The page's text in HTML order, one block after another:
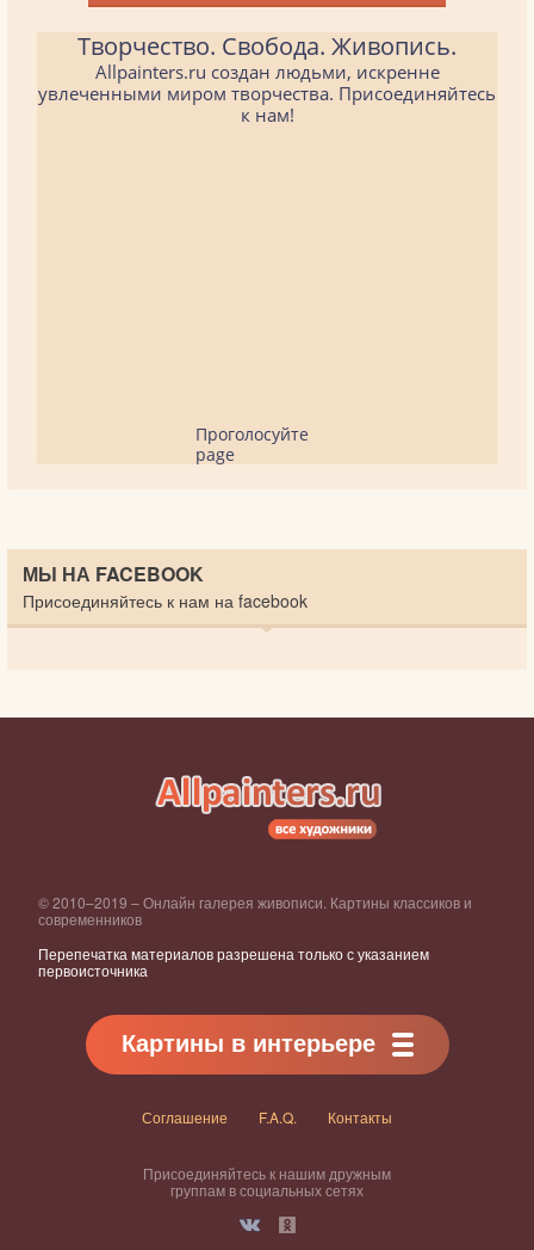
Творчество. Свобода. Живопись.
Allpainters.ru создан людьми, искренне
увлеченными миром творчества. Присоединяйтесь
к нам!
Проголосуйте
page
МЫ НА FACEBOOK
Присоединяйтесь к нам на facebook
© 2010–2019 – Онлайн галерея живописи. Картины классиков и
современников
Перепечатка материалов разрешена только с указанием
первоисточника
Картины в интерьере
Соглашение F.A.Q. Контакты
Присоединяйтесь к нашим дружным
группам в социальных сетях